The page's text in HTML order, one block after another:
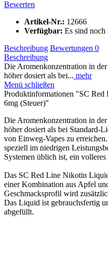
Bewerten
Artikel-Nr.: 12666
Verfügbar: Es sind
Beschreibung Bewertungen 0
Beschreibung
Die Aromenkonzentration in
höher dosiert als bei... mehr
Menü schließen
Produktinformationen "SC
6mg (Steuer)"
Die Aromenkonzentration in
höher dosiert als bei Standard-
von Einweg-Vapes zu
speziell im niedrigen
Systemen üblich ist, ein
Das SC Red Line Nikotin
einer Kombination aus Apfel
Geschmacksprofil wird
Das Liquid ist gebrauchsfertig
abgefüllt.